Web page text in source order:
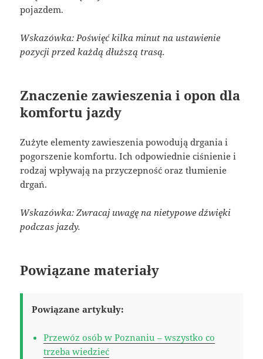
pojazdem.
Wskazówka: Poświęć kilka minut na ustawienie
pozycji przed każdą dłuższą trasą.
Znaczenie zawieszenia i opon dla
komfortu jazdy
Zużyte elementy zawieszenia powodują drgania i
pogorszenie komfortu. Ich odpowiednie ciśnienie i
rodzaj wpływają na przyczepność oraz tłumienie
drgań.
Wskazówka: Zwracaj uwagę na nietypowe dźwięki
podczas jazdy.
Powiązane materiały
Powiązane artykuły:
Przewóz osób w Poznaniu – wszystko co
trzeba wiedzieć